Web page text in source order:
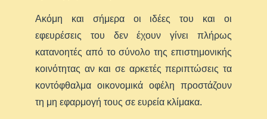
Ακόμη και σήμερα οι ιδέες του και οι
εφευρέσεις του δεν έχουν γίνει πλήρως
κατανοητές από το σύνολο της επιστημονικής
κοινότητας αν και σε αρκετές περιπτώσεις τα
κοντόφθαλμα οικονομικά οφέλη προστάζουν
τη μη εφαρμογή τους σε ευρεία κλίμακα.